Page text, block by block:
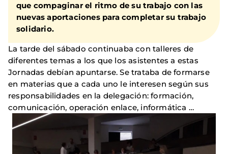
que compaginar el ritmo de su trabajo con las
nuevas aportaciones para completar su trabajo
solidario.
La tarde del sábado continuaba con talleres de
diferentes temas a los que los asistentes a estas
Jornadas debían apuntarse. Se trataba de formarse
en materias que a cada uno le interesen según sus
responsabilidades en la delegación: formación,
comunicación, operación enlace, informática …